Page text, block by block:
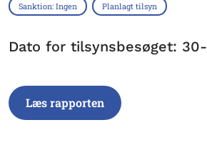
Sanktion: Ingen Planlagt tilsyn
Dato for tilsynsbesøget:
Læs rapporten